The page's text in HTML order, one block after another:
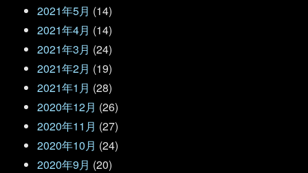
2021年5月 (14)
2021年4月 (14)
2021年3月 (24)
2021年2月 (19)
2021年1月 (28)
2020年12月 (26)
2020年11月 (27)
2020年10月 (24)
2020年9月 (20)